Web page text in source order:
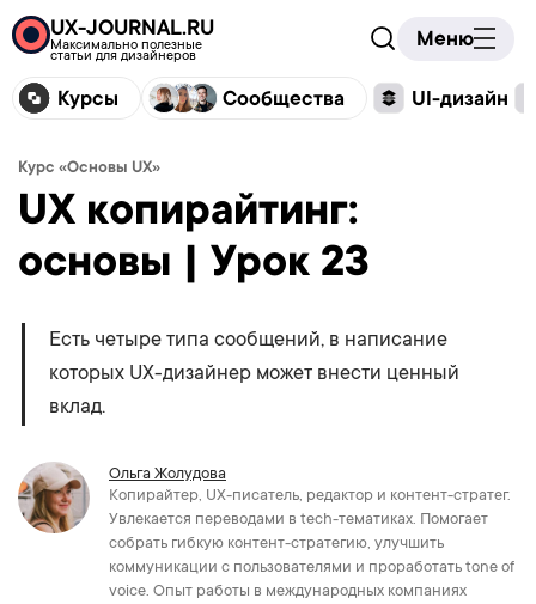
UX-JOURNAL.RU
Максимально полезные
статьи для дизайнеров
Меню
Курсы Сообщества UI-дизайн
Курс «Основы UX»
UX копирайтинг:
основы | Урок 23
Есть четыре типа сообщений, в написание
которых UX-дизайнер может внести ценный
вклад.
Ольга Жолудова
Копирайтер, UX-писатель, редактор и контент-стратег.
Увлекается переводами в tech-тематиках. Помогает
собрать гибкую контент-стратегию, улучшить
коммуникации с пользователями и проработать tone of
voice. Опыт работы в международных компаниях